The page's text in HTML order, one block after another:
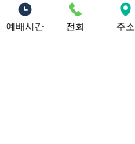
(본당) Yo
...
더보기
예배시간 전화 주소